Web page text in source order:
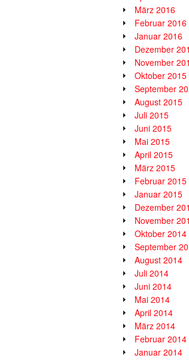
März 2016
Februar 2016
Januar 2016
Dezember
November
Oktober 2015
September
August 2015
Juli 2015
Juni 2015
Mai 2015
April 2015
März 2015
Februar 2015
Januar 2015
Dezember
November
Oktober 2014
September
August 2014
Juli 2014
Juni 2014
Mai 2014
April 2014
März 2014
Februar 2014
Januar 2014